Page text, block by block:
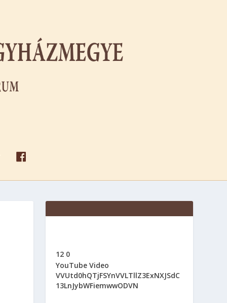
E
12 0
YouTube Video
VVUtd0hQTjFSYnVVLTllZ3ExNXJSdC
13LnJybWFiemwwODVN